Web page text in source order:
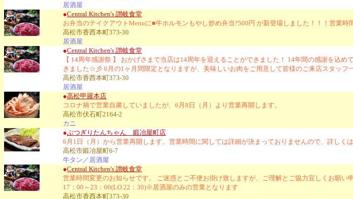
居酒屋
●Central Kitchen's 讃岐食堂
お弁当のテイクアウトMenuに■牛ホルモンもやし炒め弁当?500円 が新登場しました！！！営業
高松市香西本町373-30
居酒屋
●Central Kitchen's 讃岐食堂
【 14周年感謝祭 】 おかげさまで当店は14周年を迎えることができました！ 14年間の感謝を込
きました☆彡 6月の1ヶ月間限定となりますが、美味しいお肉をご用意して皆様のご来店スタッフ
高松市香西本町373-30
居酒屋
●高松甲羅本店
コロナ禍で営業自粛していましたが、6月8日（月）より営業再開します。
高松市伏石町2164-2
カニ
●ぶつぎりたんちゃん 鍛冶屋町店
6月1日（月）から営業再開します。営業時間に関しては詳細が決まっておりませんので、詳しく
高松市鍛冶屋町6-7
牛タン／居酒屋
●Central Kitchen's 讃岐食堂
営業時間変更のお知らせです。 ご迷惑とご不便お掛け致しますが、ご理解とご協力宜しくお願
17：00～23：00(LO 22：30)※居酒屋のみの営業となります
高松市香西本町373-30